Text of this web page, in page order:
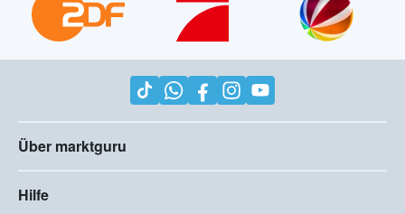
Über marktguru
Hilfe